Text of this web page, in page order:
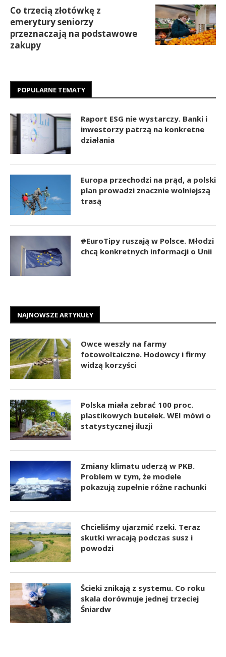
Co trzecią złotówkę z
emerytury seniorzy
przeznaczają na podstawowe
zakupy
POPULARNE TEMATY
Raport ESG nie wystarczy. Banki i
inwestorzy patrzą na konkretne
działania
Europa przechodzi na prąd, a polski
plan prowadzi znacznie wolniejszą
trasą
#EuroTipy ruszają w Polsce. Młodzi
chcą konkretnych informacji o Unii
NAJNOWSZE ARTYKUŁY
Owce weszły na farmy
fotowoltaiczne. Hodowcy i firmy
widzą korzyści
Polska miała zebrać 100 proc.
plastikowych butelek. WEI mówi o
statystycznej iluzji
Zmiany klimatu uderzą w PKB.
Problem w tym, że modele
pokazują zupełnie różne rachunki
Chcieliśmy ujarzmić rzeki. Teraz
skutki wracają podczas susz i
powodzi
Ścieki znikają z systemu. Co roku
skala dorównuje jednej trzeciej
Śniardw